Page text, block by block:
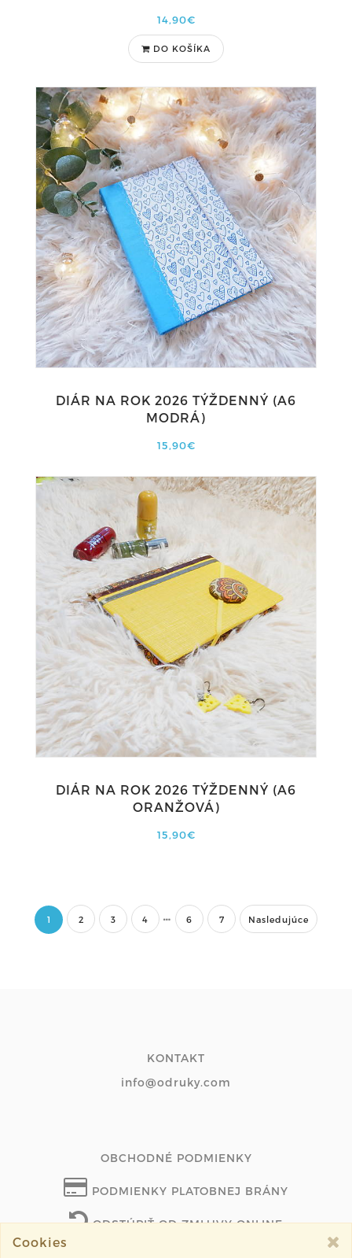
14,90€
DO KOŠÍKA
DIÁR NA ROK 2026 TÝŽDENNÝ (A6
MODRÁ)
15,90€
DIÁR NA ROK 2026 TÝŽDENNÝ (A6
ORANŽOVÁ)
15,90€
1 2 3 4 6 7 Nasledujúce
KONTAKT
info@odruky.com
OBCHODNÉ PODMIENKY
PODMIENKY PLATOBNEJ BRÁNY
ODSTÚPIŤ OD ZMLUVY ONLINE
Cookies